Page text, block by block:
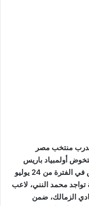
مدرب منتخب مصر
أولمبياد باريس
2024.ومن المقرر أن تقام أولمبياد باريس في الفترة من 24 يوليو
تواجد محمد النني، لاعب
الزمالك، ضمن